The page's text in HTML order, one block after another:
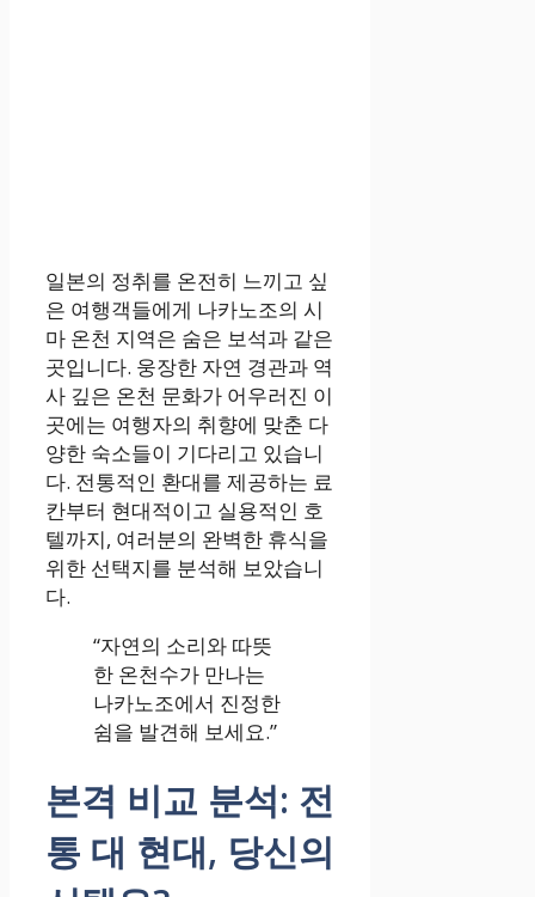
일본의 정취를 온전히 느끼고 싶
은 여행객들에게 나카노조의 시
마 온천 지역은 숨은 보석과 같은
곳입니다. 웅장한 자연 경관과 역
사 깊은 온천 문화가 어우러진 이
곳에는 여행자의 취향에 맞춘 다
양한 숙소들이 기다리고 있습니
다. 전통적인 환대를 제공하는 료
칸부터 현대적이고 실용적인 호
텔까지, 여러분의 완벽한 휴식을
위한 선택지를 분석해 보았습니
다.
“자연의 소리와 따뜻
한 온천수가 만나는
나카노조에서 진정한
쉼을 발견해 보세요.”
본격 비교 분석: 전
통 대 현대, 당신의